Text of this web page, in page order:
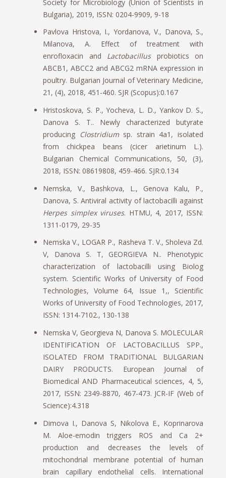
Society for Microbiology (Union of Scientists in
Bulgaria), 2019, ISSN: 0204-9909, 9-18
Pavlova Hristova, I., Yordanova, V., Danova, S.,
Milanova, A. Effect of treatment with
enrofloxacin and Lactobacillusprobiotics on
ABCB1, ABCC2 and ABCG2 mRNA expression in
poultry. Bulgarian Journal of Veterinary Medicine,
21, (4), 2018, 451-460. SJR (Scopus):0.167
Hristoskova, S. P., Yocheva, L. D., Yankov D. S.,
Danova S. T.. Newly characterized butyrate
producing Clostridiumsp. strain 4a1, isolated
from chickpea beans (cicer arietinum L.).
Bulgarian Chemical Communications, 50, (3),
2018, ISSN: 08619808, 459-466. SJR:0.134
Nemska, V., Bashkova, L., Genova Kalu, P.,
Danova, S. Antiviral activity of lactobacilli against
Herpes simplex viruses. HTMU, 4, 2017, ISSN:
1311-0179, 29-35
Nemska V., LOGAR P., Rasheva T. V., Sholeva Zd.
V, Danova S. T, GEORGIEVA N.. Phenotypic
characterization of lactobacilli using Biolog
system. Scientific Works of University of Food
Technologies, Volume 64, Issue 1,, Scientific
Works of University of Food Technologies, 2017,
ISSN: 1314-7102., 130-138
Nemska V, Georgieva N, Danova S. MOLECULAR
IDENTIFICATION OF LACTOBACILLUS SPP.,
ISOLATED FROM TRADITIONAL BULGARIAN
DAIRY PRODUCTS. European Journal of
Biomedical AND Pharmaceutical sciences, 4, 5,
2017, ISSN: 2349-8870, 467-473. JCR-IF (Web of
Science):4.318
Dimova I., Danova S, Nikolova E., Koprinarova
M. Aloe-emodin triggers ROS and Ca 2+
production and decreases the levels of
mitochondrial membrane potential of human
brain capillary endothelial cells. International